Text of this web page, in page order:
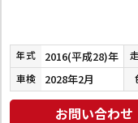
年式 2016(平成28)年
車検 2028年2月
お問い合わせ